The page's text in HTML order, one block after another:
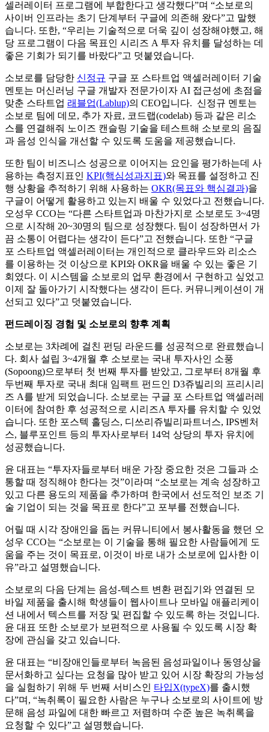
셀러레이터 프로그램에 부합한다고 생각했다”며 “소보로의
사이버 인프라는 초기 단계부터 구글에 의존해 왔다”고 말했
습니다. 또한, “우리는 기술적으로 더욱 깊이 성장해야했고, 해
당 프로그램이 다음 목표인 시리즈 A 투자 유치를 달성하는 데
좋은 기회가 되기를 바랐다”고 덧붙였습니다.
소보로를 담당한 신정규 구글 포 스타트업 액셀러레이터 기술
멘토는 머신러닝 구글 개발자 전문가이자 AI 접근성에 초점을
맞춘 스타트업 래블업(Lablup)의 CEO입니다. 신정규 멘토는
소보로 팀에 데모, 추가 자료, 코드랩(codelab) 등과 같은 리소
스를 연결해줘 노이즈 캔슬링 기술을 테스트해 소보로의 음질
과 음성 인식을 개선할 수 있도록 도움을 제공했습니다.
또한 팀이 비즈니스 성공으로 이어지는 요인을 평가하는데 사
용하는 측정지표인 KPI(핵심성과지표)와 목표를 설정하고 진
행 상황을 추적하기 위해 사용하는 OKR(목표와 핵심결과)을
구글이 어떻게 활용하고 있는지 배울 수 있었다고 전했습니다.
오성우 CCO는 “다른 스타트업과 마찬가지로 소보로도 3~4명
으로 시작해 20~30명의 팀으로 성장했다. 팀이 성장하면서 가
끔 소통이 어렵다는 생각이 든다”고 전했습니다. 또한 “구글
포 스타트업 액셀러레이터는 개인적으로 클라우드와 리소스
를 이용하는 것 이상으로 KPI와 OKR을 배울 수 있는 좋은 기
회였다. 이 시스템을 소보로의 업무 환경에서 구현하고 싶었고
이제 잘 돌아가기 시작했다는 생각이 든다. 커뮤니케이션이 개
선되고 있다”고 덧붙였습니다.
펀드레이징 경험 및 소보로의 향후 계획
소보로는 3차례에 걸친 펀딩 라운드를 성공적으로 완료했습니
다. 회사 설립 3~4개월 후 소보로는 국내 투자사인 소풍
(Sopoong)으로부터 첫 번째 투자를 받았고, 그로부터 8개월 후
두번째 투자로 국내 최대 임팩트 펀드인 D3쥬빌리의 프리시리
즈 A를 받게 되었습니다. 소보로는 구글 포 스타트업 액셀러레
이터에 참여한 후 성공적으로 시리즈A 투자를 유치할 수 있었
습니다. 또한 포스텍 홀딩스, 디쓰리쥬빌리파트너스, IPS벤처
스, 블루포인트 등의 투자사로부터 14억 상당의 투자 유치에
성공했습니다.
윤 대표는 “투자자들로부터 배운 가장 중요한 것은 그들과 소
통할 때 정직해야 한다는 것”이라며 “소보로는 계속 성장하고
있고 다른 용도의 제품을 추가하며 한국에서 선도적인 보조 기
술 기업이 되는 것을 목표로 한다”고 포부를 전했습니다.
어릴 때 시각 장애인을 돕는 커뮤니티에서 봉사활동을 했던 오
성우 CCO는 “소보로는 이 기술을 통해 필요한 사람들에게 도
움을 주는 것이 목표로, 이것이 바로 내가 소보로에 입사한 이
유”라고 설명했습니다.
소보로의 다음 단계는 음성-텍스트 변환 편집기와 연결된 모
바일 제품을 출시해 학생들이 웹사이트나 모바일 애플리케이
션 내에서 텍스트를 저장 및 편집할 수 있도록 하는 것입니다.
윤 대표 또한 소보로가 보편적으로 사용될 수 있도록 시장 확
장에 관심을 갖고 있습니다.
윤 대표는 “비장애인들로부터 녹음된 음성파일이나 동영상을
문서화하고 싶다는 요청을 많아 받고 있어 시장 확장의 가능성
을 실험하기 위해 두 번째 서비스인 타입X(typeX)를 출시했
다”며, “녹취록이 필요한 사람은 누구나 소보로의 사이트에 방
문해 음성 파일에 대한 빠르고 저렴하며 수준 높은 녹취록을
요청할 수 있다”고 설명했습니다.